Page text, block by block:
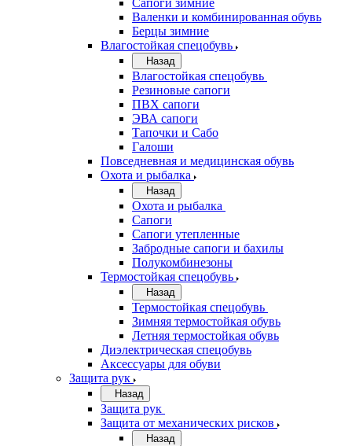
Сапоги зимние
Валенки и комбинированная обувь
Берцы зимние
Влагостойкая спецобувь
Назад
Влагостойкая спецобувь
Резиновые сапоги
ПВХ сапоги
ЭВА сапоги
Тапочки и Сабо
Галоши
Повседневная и медицинская обувь
Охота и рыбалка
Назад
Охота и рыбалка
Сапоги
Сапоги утепленные
Забродные сапоги и бахилы
Полукомбинезоны
Термостойкая спецобувь
Назад
Термостойкая спецобувь
Зимняя термостойкая обувь
Летняя термостойкая обувь
Диэлектрическая спецобувь
Аксессуары для обуви
Защита рук
Назад
Защита рук
Защита от механических рисков
Назад